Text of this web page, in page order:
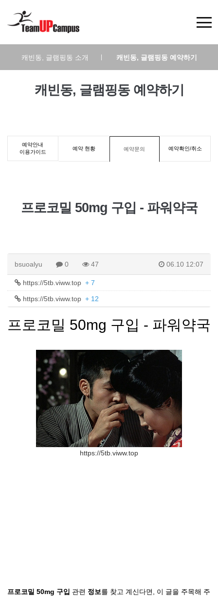
캐빈동, 글램핑동 소개 캐빈동, 글램핑동 예약하기
캐빈동, 글램핑동 예약하기
예약안내
이용가이드
예약 현황 예약문의 예약확인/취소
프로코밀 50mg 구입 - 파워약국
bsuoalyu 0 47 06.10 12:07
https://5tb.viww.top + 7
https://5tb.viww.top + 12
프로코밀 50mg 구입 - 파워약국
https://5tb.viww.top
프로코밀 50mg 구입 관련 정보를 찾고 계신다면, 이 글을 주목해 주